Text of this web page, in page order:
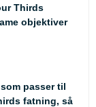
Thirds
objektiver
passer til
fatning, så